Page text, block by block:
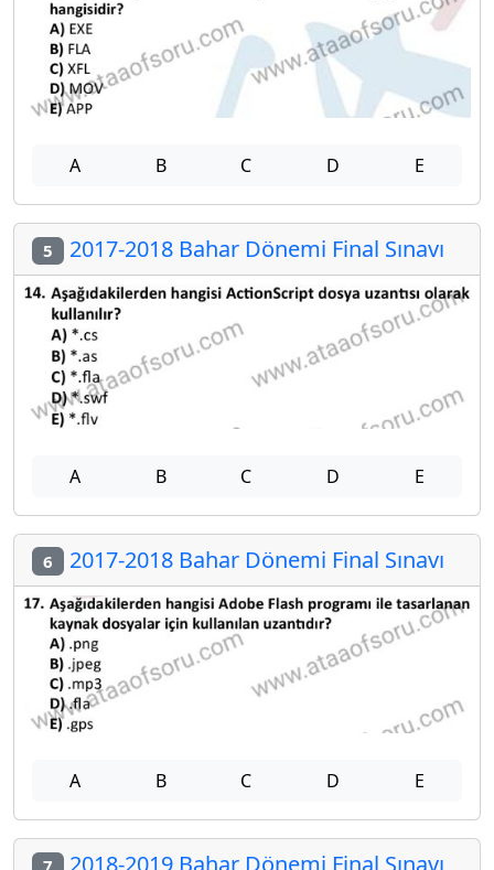
A B C D E
5 2017-2018 Bahar Dönemi Final Sınavı
A B C D E
6 2017-2018 Bahar Dönemi Final Sınavı
A B C D E